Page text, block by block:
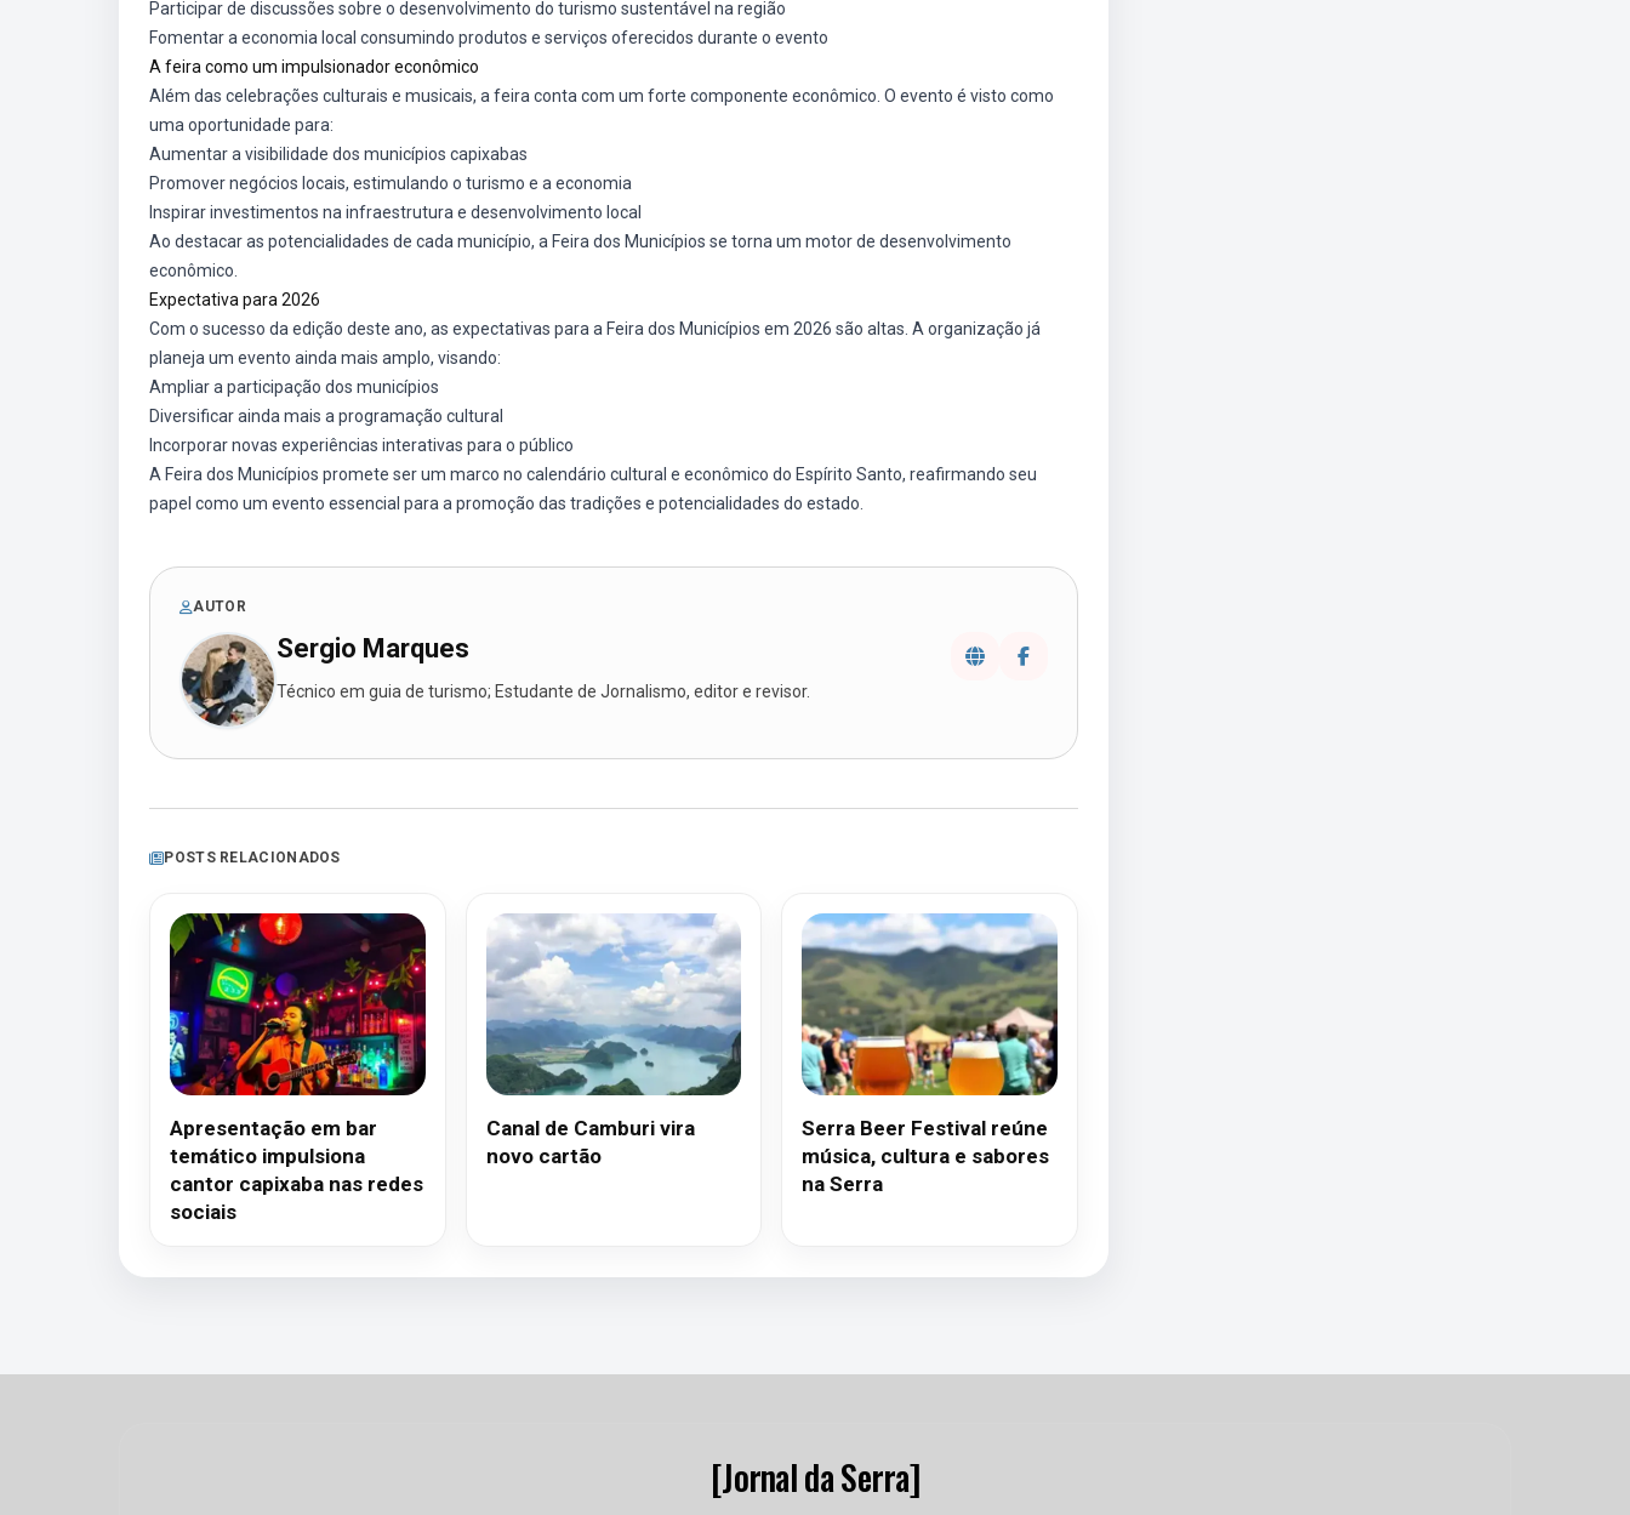
Participar de discussões sobre o desenvolvimento do turismo sustentável na região
Fomentar a economia local consumindo produtos e serviços oferecidos durante o evento
A feira como um impulsionador econômico
Além das celebrações culturais e musicais, a feira conta com um forte componente econômico. O evento é visto como
uma oportunidade para:
Aumentar a visibilidade dos municípios capixabas
Promover negócios locais, estimulando o turismo e a economia
Inspirar investimentos na infraestrutura e desenvolvimento local
Ao destacar as potencialidades de cada município, a Feira dos Municípios se torna um motor de desenvolvimento
econômico.
Expectativa para 2026
Com o sucesso da edição deste ano, as expectativas para a Feira dos Municípios em 2026 são altas. A organização já
planeja um evento ainda mais amplo, visando:
Ampliar a participação dos municípios
Diversificar ainda mais a programação cultural
Incorporar novas experiências interativas para o público
A Feira dos Municípios promete ser um marco no calendário cultural e econômico do Espírito Santo, reafirmando seu
papel como um evento essencial para a promoção das tradições e potencialidades do estado.
AUTOR
Sergio Marques
Técnico em guia de turismo; Estudante de Jornalismo, editor e revisor.
POSTS RELACIONADOS
Apresentação em bar
temático impulsiona
cantor capixaba nas redes
sociais
Canal de Camburi vira
novo cartão
Serra Beer Festival reúne
música, cultura e sabores
na Serra
[Jornal da Serra]